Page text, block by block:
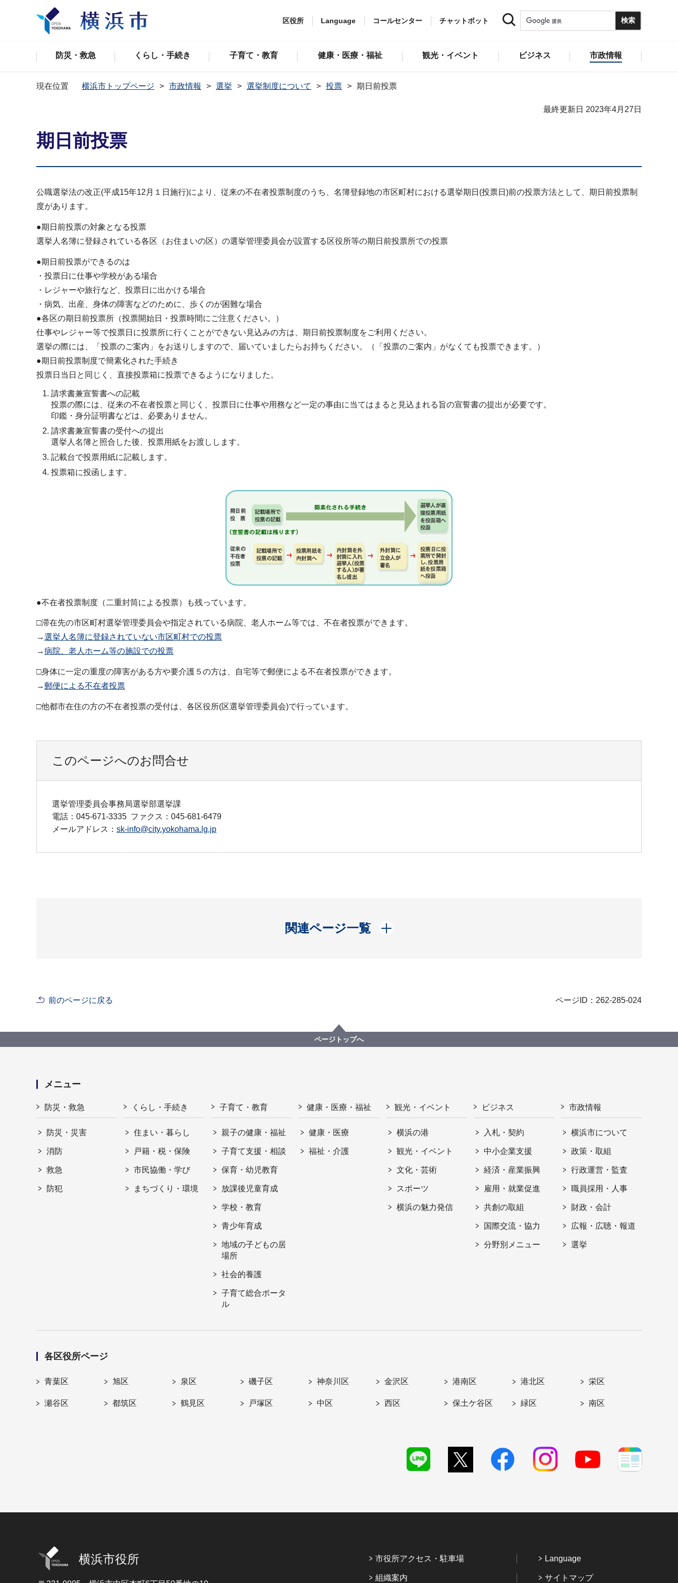
区役所 Language コールセンター チャットボット
防災・救急 くらし・手続き 子育て・教育 健康・医療・福祉 観光・イベント ビジネス 市政情報
現在位置 横浜市トップページ 市政情報 選挙 選挙制度について 投票 期日前投票
最終更新日 2023年4月27日
期日前投票
公職選挙法の改正(平成15年12月１日施行)により、従来の不在者投票制度のうち、名簿登録地の市区町村における選挙期日(投票日)前の投票方法として、期日前投票制
度があります。
●期日前投票の対象となる投票
選挙人名簿に登録されている各区（お住まいの区）の選挙管理委員会が設置する区役所等の期日前投票所での投票
●期日前投票ができるのは
・投票日に仕事や学校がある場合
・レジャーや旅行など、投票日に出かける場合
・病気、出産、身体の障害などのために、歩くのが困難な場合
●各区の期日前投票所（投票開始日・投票時間にご注意ください。）
仕事やレジャー等で投票日に投票所に行くことができない見込みの方は、期日前投票制度をご利用ください。
選挙の際には、「投票のご案内」をお送りしますので、届いていましたらお持ちください。（「投票のご案内」がなくても投票できます。）
●期日前投票制度で簡素化された手続き
投票日当日と同じく、直接投票箱に投票できるようになりました。
請求書兼宣誓書への記載
投票の際には、従来の不在者投票と同じく、投票日に仕事や用務など一定の事由に当てはまると見込まれる旨の宣誓書の提出が必要です。
印鑑・身分証明書などは、必要ありません。
請求書兼宣誓書の受付への提出
選挙人名簿と照合した後、投票用紙をお渡しします。
記載台で投票用紙に記載します。
投票箱に投函します。
●不在者投票制度（二重封筒による投票）も残っています。
□滞在先の市区町村選挙管理委員会や指定されている病院、老人ホーム等では、不在者投票ができます。
→選挙人名簿に登録されていない市区町村での投票
→病院、老人ホーム等の施設での投票
□身体に一定の重度の障害がある方や要介護５の方は、自宅等で郵便による不在者投票ができます。
→郵便による不在者投票
□他都市在住の方の不在者投票の受付は、各区役所(区選挙管理委員会)で行っています。
このページへのお問合せ
選挙管理委員会事務局選挙部選挙課
電話：045-671-3335 ファクス：045-681-6479
メールアドレス： sk-info@city.yokohama.lg.jp
関連ページ一覧
開く
前のページに戻る ページID：262-285-024
ページトップへ
メニュー
防災・救急
防災・災害
消防
救急
防犯
くらし・手続き
住まい・暮らし
戸籍・税・保険
市民協働・学び
まちづくり・環境
子育て・教育
親子の健康・福祉
子育て支援・相談
保育・幼児教育
放課後児童育成
学校・教育
青少年育成
地域の子どもの居
場所
社会的養護
子育て総合ポータ
ル
健康・医療・福祉
健康・医療
福祉・介護
観光・イベント
横浜の港
観光・イベント
文化・芸術
スポーツ
横浜の魅力発信
ビジネス
入札・契約
中小企業支援
経済・産業振興
雇用・就業促進
共創の取組
国際交流・協力
分野別メニュー
市政情報
横浜市について
政策・取組
行政運営・監査
職員採用・人事
財政・会計
広報・広聴・報道
選挙
各区役所ページ
青葉区 旭区 泉区 磯子区 神奈川区 金沢区 港南区 港北区 栄区
瀬谷区 都筑区 鶴見区 戸塚区 中区 西区 保土ケ谷区 緑区 南区
横浜市役所 市役所アクセス・駐車場
組織案内
Language
サイトマップ